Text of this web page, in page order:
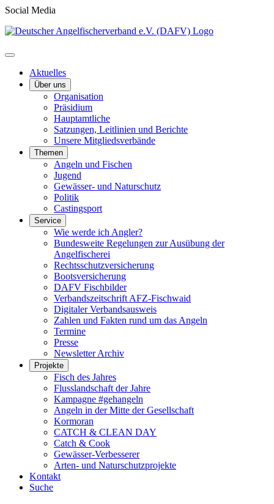
Social Media
Aktuelles
Über uns
Organisation
Präsidium
Hauptamtliche
Satzungen, Leitlinien und Berichte
Unsere Mitgliedsverbände
Themen
Angeln und Fischen
Jugend
Gewässer- und Naturschutz
Politik
Castingsport
Service
Wie werde ich Angler?
Bundesweite Regelungen zur Ausübung der
Angelfischerei
Rechtsschutzversicherung
Bootsversicherung
DAFV Fischbilder
Verbandszeitschrift AFZ-Fischwaid
Digitaler Verbandsausweis
Zahlen und Fakten rund um das Angeln
Termine
Presse
Newsletter Archiv
Projekte
Fisch des Jahres
Flusslandschaft der Jahre
Kampagne #gehangeln
Angeln in der Mitte der Gesellschaft
Kormoran
CATCH & CLEAN DAY
Catch & Cook
Gewässer-Verbesserer
Arten- und Naturschutzprojekte
Kontakt
Suche